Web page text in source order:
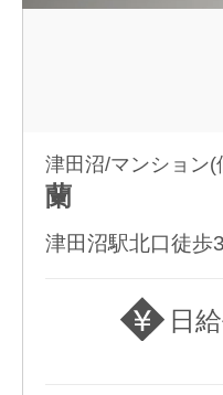
津田沼/マンション(
蘭
津田沼駅北口徒歩
日